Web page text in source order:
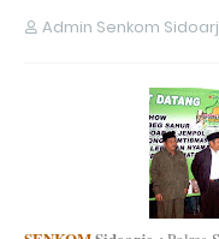
Admin Senkom